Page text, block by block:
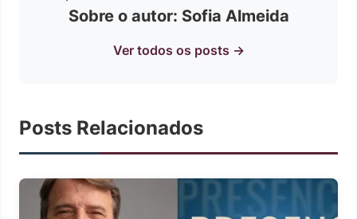
Sobre o autor: Sofia Almeida
Ver todos os posts →
Posts Relacionados